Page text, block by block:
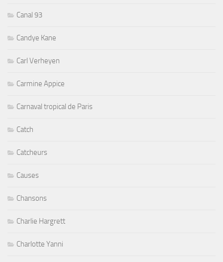
Canal 93
Candye Kane
Carl Verheyen
Carmine Appice
Carnaval tropical de Paris
Catch
Catcheurs
Causes
Chansons
Charlie Hargrett
Charlotte Yanni